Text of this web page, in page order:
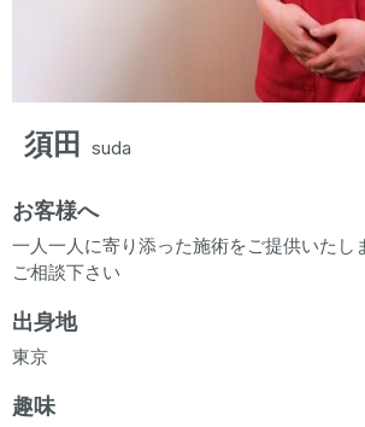
須田 suda
お客様へ
一人一人に寄り添った施術をご提供いたし
ご相談下さい
出身地
東京
趣味